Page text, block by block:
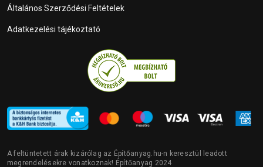
Általános Szerződési Feltételek
Adatkezelési tájékoztató
A feltüntetett árak kizárólag az Építőanyag.hu-n keresztül leadott
megrendelésekre vonatkoznak! Építőanyag 2024